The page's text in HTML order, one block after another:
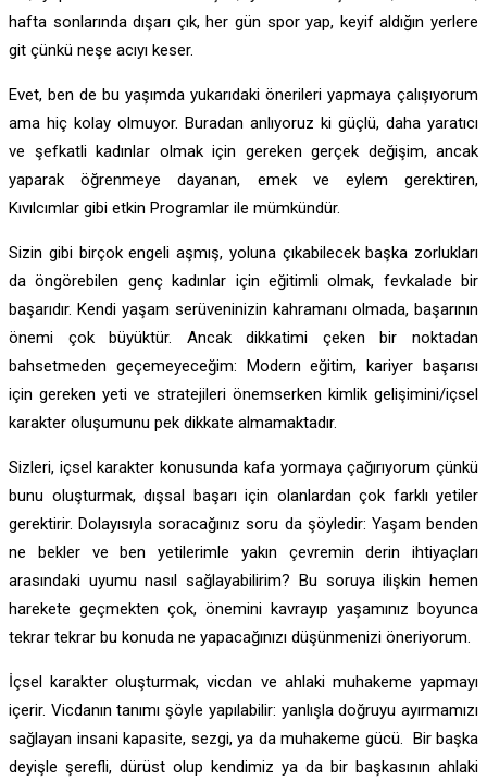
hafta sonlarında dışarı çık, her gün spor yap, keyif aldığın yerlere
git çünkü neşe acıyı keser.
Evet, ben de bu yaşımda yukarıdaki önerileri yapmaya çalışıyorum
ama hiç kolay olmuyor. Buradan anlıyoruz ki güçlü, daha yaratıcı
ve şefkatli kadınlar olmak için gereken gerçek değişim, ancak
yaparak öğrenmeye dayanan, emek ve eylem gerektiren,
Kıvılcımlar gibi etkin Programlar ile mümkündür.
Sizin gibi birçok engeli aşmış, yoluna çıkabilecek başka zorlukları
da öngörebilen genç kadınlar için eğitimli olmak, fevkalade bir
başarıdır. Kendi yaşam serüveninizin kahramanı olmada, başarının
önemi çok büyüktür. Ancak dikkatimi çeken bir noktadan
bahsetmeden geçemeyeceğim: Modern eğitim, kariyer başarısı
için gereken yeti ve stratejileri önemserken kimlik gelişimini/içsel
karakter oluşumunu pek dikkate almamaktadır.
Sizleri, içsel karakter konusunda kafa yormaya çağırıyorum çünkü
bunu oluşturmak, dışsal başarı için olanlardan çok farklı yetiler
gerektirir. Dolayısıyla soracağınız soru da şöyledir: Yaşam benden
ne bekler ve ben yetilerimle yakın çevremin derin ihtiyaçları
arasındaki uyumu nasıl sağlayabilirim? Bu soruya ilişkin hemen
harekete geçmekten çok, önemini kavrayıp yaşamınız boyunca
tekrar tekrar bu konuda ne yapacağınızı düşünmenizi öneriyorum.
İçsel karakter oluşturmak, vicdan ve ahlaki muhakeme yapmayı
içerir. Vicdanın tanımı şöyle yapılabilir: yanlışla doğruyu ayırmamızı
sağlayan insani kapasite, sezgi, ya da muhakeme gücü. Bir başka
deyişle şerefli, dürüst olup kendimiz ya da bir başkasının ahlaki